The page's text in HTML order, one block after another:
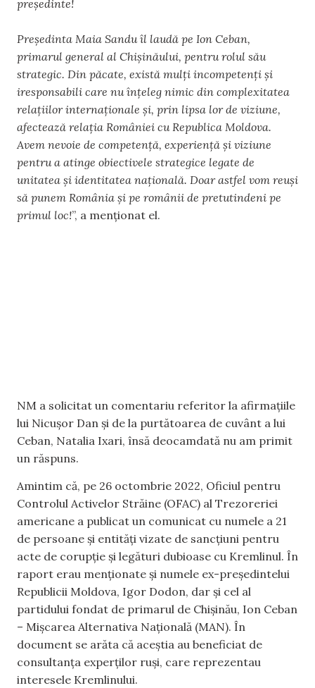
președinte!
Președinta Maia Sandu îl laudă pe Ion Ceban,
primarul general al Chișinăului, pentru rolul său
strategic. Din păcate, există mulți incompetenți și
iresponsabili care nu înțeleg nimic din complexitatea
relațiilor internaționale și, prin lipsa lor de viziune,
afectează relația României cu Republica Moldova.
Avem nevoie de competență, experiență și viziune
pentru a atinge obiectivele strategice legate de
unitatea și identitatea națională. Doar astfel vom reuși
să punem România și pe românii de pretutindeni pe
primul loc!”, a menționat el.
NM a solicitat un comentariu referitor la afirmațiile
lui Nicușor Dan și de la purtătoarea de cuvânt a lui
Ceban, Natalia Ixari, însă deocamdată nu am primit
un răspuns.
Amintim că, pe 26 octombrie 2022, Oficiul pentru
Controlul Activelor Străine (OFAC) al Trezoreriei
americane a publicat un comunicat cu numele a 21
de persoane și entități vizate de sancțiuni pentru
acte de corupție și legături dubioase cu Kremlinul. În
raport erau menționate și numele ex-președintelui
Republicii Moldova, Igor Dodon, dar și cel al
partidului fondat de primarul de Chișinău, Ion Ceban
– Mișcarea Alternativa Națională (MAN). În
document se arăta că aceștia au beneficiat de
consultanța experților ruși, care reprezentau
interesele Kremlinului.